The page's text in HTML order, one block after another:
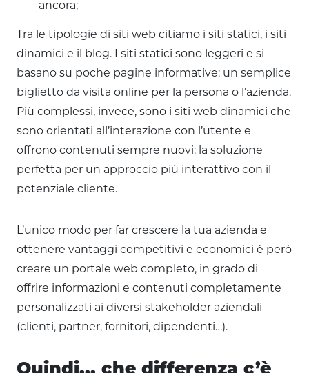
ancora;
Tra le tipologie di siti web citiamo i siti statici, i siti
dinamici e il blog. I siti statici sono leggeri e si
basano su poche pagine informative: un semplice
biglietto da visita online per la persona o l’azienda.
Più complessi, invece, sono i siti web dinamici che
sono orientati all’interazione con l’utente e
offrono contenuti sempre nuovi: la soluzione
perfetta per un approccio più interattivo con il
potenziale cliente.
L’unico modo per far crescere la tua azienda e
ottenere vantaggi competitivi e economici è però
creare un portale web completo, in grado di
offrire informazioni e contenuti completamente
personalizzati ai diversi stakeholder aziendali
(clienti, partner, fornitori, dipendenti…).